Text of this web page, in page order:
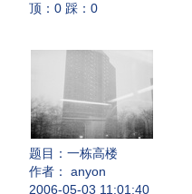
顶：0 踩：0
题目： 一栋高楼
作者： anyon
2006-05-03 11:01:40